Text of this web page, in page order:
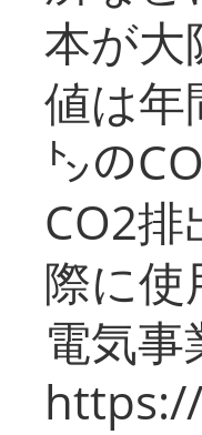
本が大
値は年
㌧の
CO2
際に
電気